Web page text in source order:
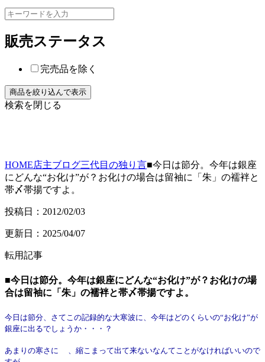
販売ステータス
完売品を除く
検索を閉じる
HOME店主ブログ三代目の独り言■今日は節分。今年は銀座
にどんな“お化け”が？お化けの場合は留袖に「朱」の襦袢と
帯〆帯揚ですよ。
投稿日：2012/02/03
更新日：2025/04/07
転用記事
■今日は節分。今年は銀座にどんな“お化け”が？お化けの場
合は留袖に「朱」の襦袢と帯〆帯揚ですよ。
今日は節分、 さてこの記録的な大寒波に、今年はどのくらいの“お化け”が
銀座に出るでしょうか・・・？
あまりの寒さに
、縮こまって出て来ないなんてことがなければいいので